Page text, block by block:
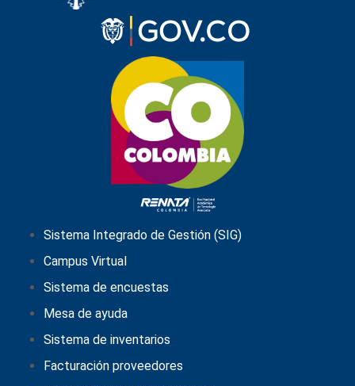
Sistema Integrado de Gestión (SIG)
Campus Virtual
Sistema de encuestas
Mesa de ayuda
Sistema de inventarios
Facturación proveedores